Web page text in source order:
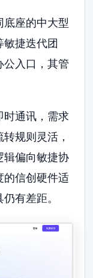
底座的中大型
敏捷迭代团
公入口，其管
时通讯，需求
规则灵活，
辑偏向敏捷协
的信创硬件适
有差距。